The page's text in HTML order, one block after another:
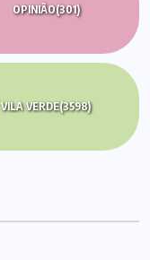
OPINIÃO(301)
VILA VERDE(3598)